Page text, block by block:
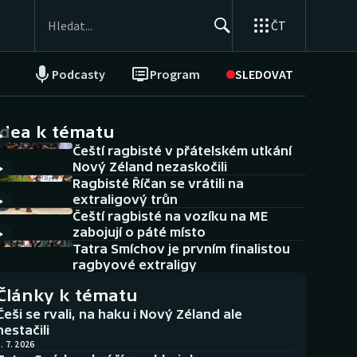
ČT
Podcasty Program SLEDOVAT
NEPŘEHLÉDNĚTE
Historické návraty
Aplikace ČT sport
AZ kvíz
k tématu
Čeští ragbisté v přátelském utkání
Nový Zéland nezaskočili
Ragbisté Říčan se vrátili na
extraligový trůn
Čeští ragbisté na vozíku na ME
zabojují o páté místo
Tatra Smíchov je prvním finalistou
ragbyové extraligy
k tématu
se rvali, na haku i Nový Zéland ale
7. 2026